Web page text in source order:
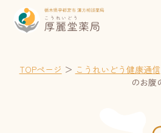
TOPページ ＞ こうれいどう健康通信
のお腹